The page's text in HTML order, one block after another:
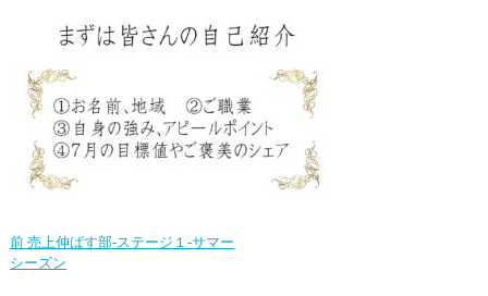
前 売上伸ばす部-ステージ１-サマー
シーズン